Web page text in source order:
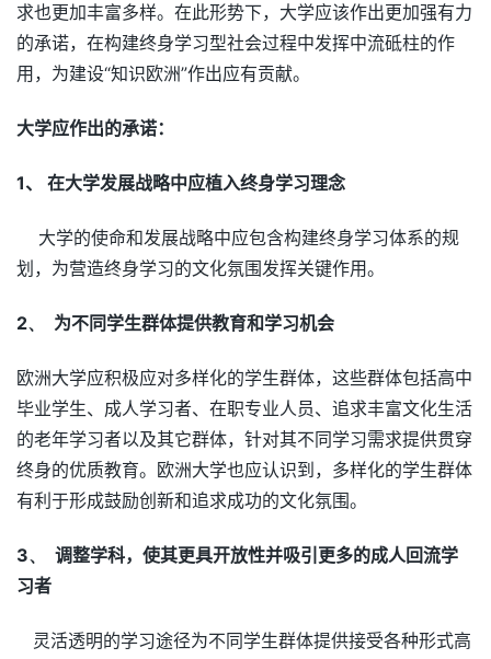
求也更加丰富多样。在此形势下，大学应该作出更加强有力
的承诺，在构建终身学习型社会过程中发挥中流砥柱的作
用，为建设“知识欧洲”作出应有贡献。
大学应作出的承诺：
1、 在大学发展战略中应植入终身学习理念
大学的使命和发展战略中应包含构建终身学习体系的规
划，为营造终身学习的文化氛围发挥关键作用。
2、 为不同学生群体提供教育和学习机会
欧洲大学应积极应对多样化的学生群体，这些群体包括高中
毕业学生、成人学习者、在职专业人员、追求丰富文化生活
的老年学习者以及其它群体，针对其不同学习需求提供贯穿
终身的优质教育。欧洲大学也应认识到，多样化的学生群体
有利于形成鼓励创新和追求成功的文化氛围。
3、 调整学科，使其更具开放性并吸引更多的成人回流学
习者
灵活透明的学习途径为不同学生群体提供接受各种形式高